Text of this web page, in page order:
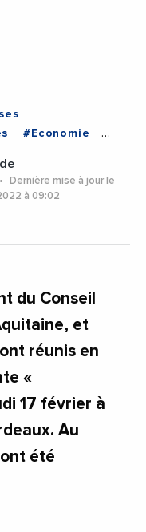
#Economie
#Gironde
Dernière mise à jour le
à 09:02
du Conseil
et
réunis en
«
17 février à
Au
été